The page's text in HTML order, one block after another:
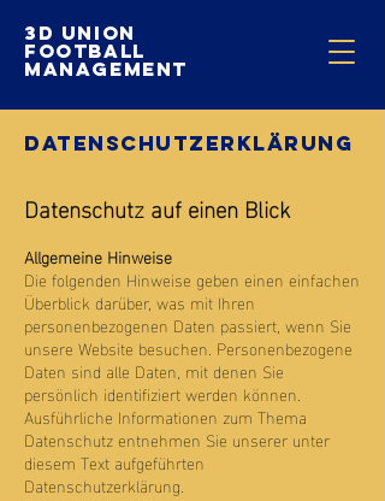
3D Union
football
Management
Datenschutzerklärung
Datenschutz auf einen Blick
Allgemeine Hinweise
Die folgenden Hinweise geben einen einfachen
Überblick darüber, was mit Ihren
personenbezogenen Daten passiert, wenn Sie
unsere Website besuchen. Personenbezogene
Daten sind alle Daten, mit denen Sie
persönlich identifiziert werden können.
Ausführliche Informationen zum Thema
Datenschutz entnehmen Sie unserer unter
diesem Text aufgeführten
Datenschutzerklärung.